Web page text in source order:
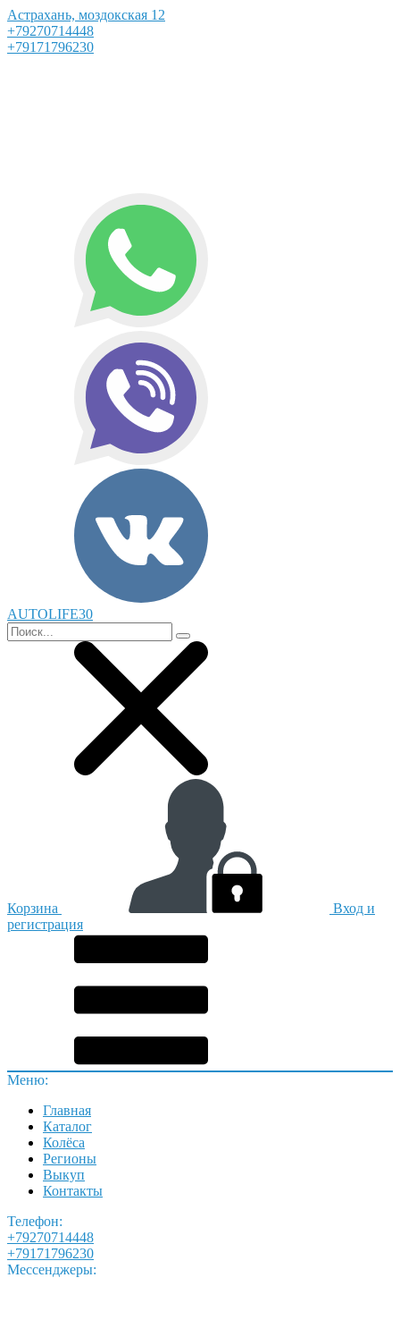
Астрахань, моздокская 12
+79270714448
+79171796230
AUTOLIFE30
Корзина
Вход и
регистрация
Меню:
Главная
Каталог
Колёса
Регионы
Выкуп
Контакты
Телефон:
+79270714448
+79171796230
Мессенджеры: